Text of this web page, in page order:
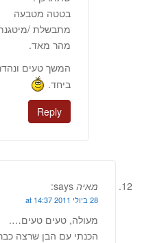
בטטה מטבעה
מתבשלת /
מהר מאד.
המשך טעים
ביחד.
Reply
מאיה says:
28 ביולי 2011 at 14:37
מעולה, טעים טעים….
הכנתי עם הבן שרצה